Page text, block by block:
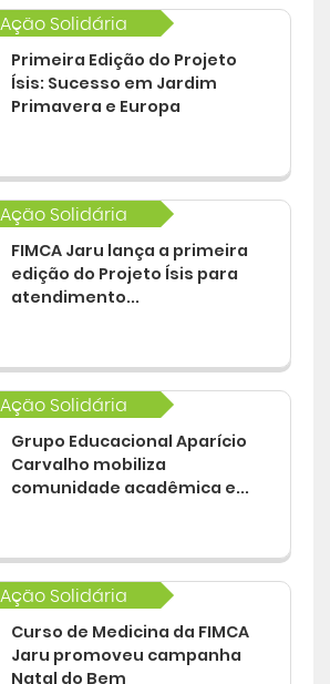
Ação Solidária
Primeira Edição do Projeto
Ísis: Sucesso em Jardim
Primavera e Europa
Ação Solidária
FIMCA Jaru lança a primeira
edição do Projeto Ísis para
atendimento...
Ação Solidária
Grupo Educacional Aparício
Carvalho mobiliza
comunidade acadêmica e...
Ação Solidária
Curso de Medicina da FIMCA
Jaru promoveu campanha
Natal do Bem